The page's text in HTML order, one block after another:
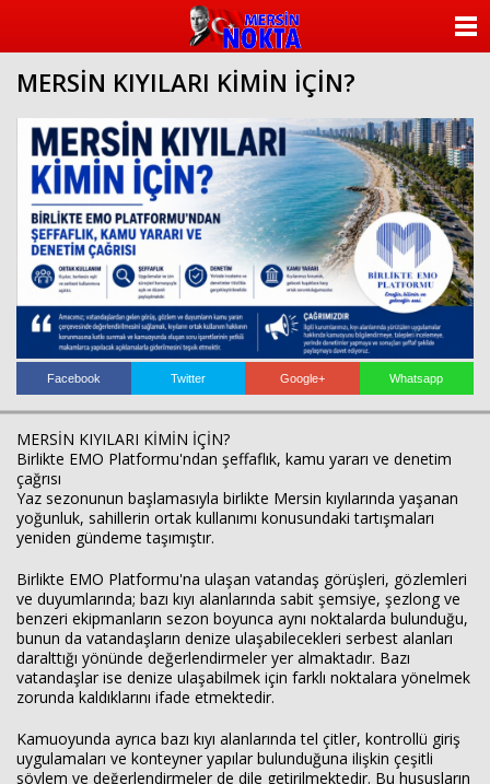
MERSİN KIYILARI KİMİN İÇİN?
Facebook Twitter Google+ Whatsapp
MERSİN KIYILARI KİMİN İÇİN?
Birlikte EMO Platformu'ndan şeffaflık, kamu yararı ve denetim
çağrısı
Yaz sezonunun başlamasıyla birlikte Mersin kıyılarında yaşanan
yoğunluk, sahillerin ortak kullanımı konusundaki tartışmaları
yeniden gündeme taşımıştır.
Birlikte EMO Platformu'na ulaşan vatandaş görüşleri, gözlemleri
ve duyumlarında; bazı kıyı alanlarında sabit şemsiye, şezlong ve
benzeri ekipmanların sezon boyunca aynı noktalarda bulunduğu,
bunun da vatandaşların denize ulaşabilecekleri serbest alanları
daralttığı yönünde değerlendirmeler yer almaktadır. Bazı
vatandaşlar ise denize ulaşabilmek için farklı noktalara yönelmek
zorunda kaldıklarını ifade etmektedir.
Kamuoyunda ayrıca bazı kıyı alanlarında tel çitler, kontrollü giriş
uygulamaları ve konteyner yapılar bulunduğuna ilişkin çeşitli
söylem ve değerlendirmeler de dile getirilmektedir. Bu hususların
KATEGORİLER
YAZARLAR
ANKETLER
FOTO GALERİ
VİDEO GALERİ
KÜNYE